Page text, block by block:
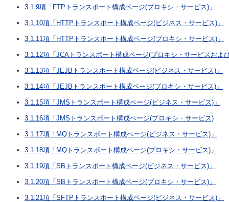
3.1.9項「FTPトランスポート構成ページ(プロキシ・サービス)」
3.1.10項「HTTPトランスポート構成ページ(ビジネス・サービス)」
3.1.11項「HTTPトランスポート構成ページ(プロキシ・サービス)」
3.1.12項「JCAトランスポート構成ページ(プロキシ・サービスおよ
3.1.13項「JEJBトランスポート構成ページ(ビジネス・サービス)」
3.1.14項「JEJBトランスポート構成ページ(プロキシ・サービス)」
3.1.15項「JMSトランスポート構成ページ(ビジネス・サービス)」
3.1.16項「JMSトランスポート構成ページ(プロキシ・サービス)
3.1.17項「MQトランスポート構成ページ(ビジネス・サービス)」
3.1.18項「MQトランスポート構成ページ(プロキシ・サービス)」
3.1.19項「SBトランスポート構成ページ(ビジネス・サービス)」
3.1.20項「SBトランスポート構成ページ(プロキシ・サービス)」
3.1.21項「SFTPトランスポート構成ページ(ビジネス・サービス)」